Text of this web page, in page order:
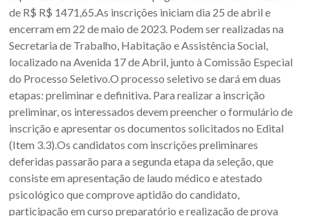
da
Associação
dos
Municípios
da
Fronteira
Oeste
do
estado
do
Rio
Grande
do
de R$ R$ 1471,65.As inscrições iniciam dia 25 de abril e
encerram em 22 de maio de 2023. Podem ser realizadas na
Secretaria de Trabalho, Habitação e Assistência Social,
localizado na Avenida 17 de Abril, junto à Comissão Especial
do Processo Seletivo.O processo seletivo se dará em duas
etapas: preliminar e definitiva. Para realizar a inscrição
preliminar, os interessados devem preencher o formulário de
inscrição e apresentar os documentos solicitados no Edital
(Item 3.3).Os candidatos com inscrições preliminares
deferidas passarão para a segunda etapa da seleção, que
consiste em apresentação de laudo médico e atestado
psicológico que comprove aptidão do candidato,
participação em curso preparatório e realização de prova